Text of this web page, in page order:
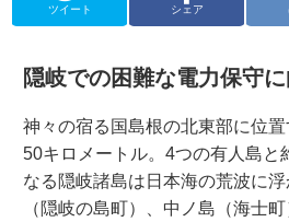
ツイート シェア
隠岐での困難な電力保守
神々の宿る国島根の北東部に位
50キロメートル。4つの有人島と
なる隠岐諸島は日本海の荒波に
（隠岐の島町）、中ノ島（海士